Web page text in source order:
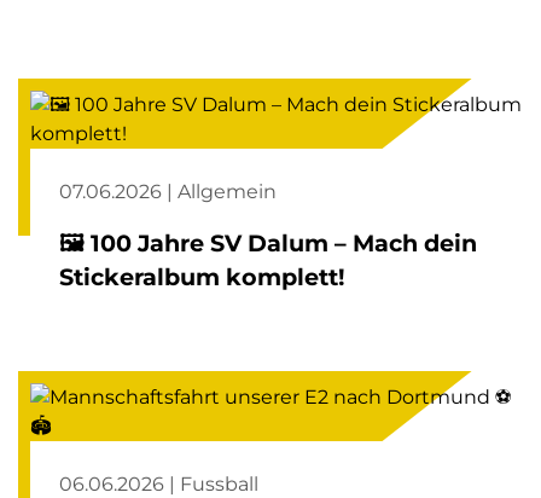
07.06.2026 | Allgemein
🖼️ 100 Jahre SV Dalum – Mach dein
Stickeralbum komplett!
06.06.2026 | Fussball